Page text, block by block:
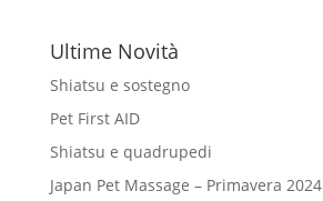
Ultime Novità
Shiatsu e sostegno
Pet First AID
Shiatsu e quadrupedi
Japan Pet Massage – Primavera 2024